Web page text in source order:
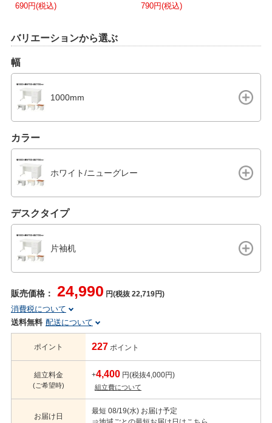
机用)
690円(税込)
片袖机/脇机用)
790円(税込)
バリエーションから選ぶ
幅
1000mm
カラー
ホワイト/ニューグレー
デスクタイプ
片袖机
販売価格： 24,990 円(税抜 22,719円)
消費税について
送料無料 配送について
ポイント 227 ポイント
組立料金
(ご希望時)
+4,400 円(税抜4,000円)
組立費について
お届け日
最短 08/19(水) お届け予定